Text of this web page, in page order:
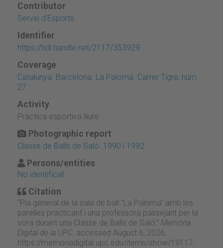
Contributor
Servei d'Esports
Identifier
https://hdl.handle.net/2117/353929
Coverage
Catalunya. Barcelona. La Paloma. Carrer Tigre, núm.
27
Activity
Pràctica esportiva lliure
Photographic report
Classe de Balls de Saló. 1990 i 1992
Persons/entities
No identificat
Citation
“Pla general de la sala de ball "La Paloma" amb les
parelles practicant i una professora passejant per la
vora durant una Classe de Balls de Saló,” Memòria
Digital de la UPC, accessed August 6, 2026,
https://memoriadigital.upc.edu/items/show/19117